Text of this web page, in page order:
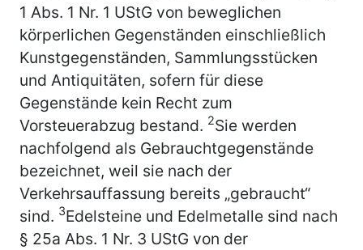
1 Abs. 1 Nr. 1 UStG von beweglichen
körperlichen Gegenständen einschließlich
Kunstgegenständen, Sammlungsstücken
und Antiquitäten, sofern für diese
Gegenstände kein Recht zum
Vorsteuerabzug bestand. 2Sie werden
nachfolgend als Gebrauchtgegenstände
bezeichnet, weil sie nach der
Verkehrsauffassung bereits „gebraucht“
sind. 3Edelsteine und Edelmetalle sind nach
§ 25a Abs. 1 Nr. 3 UStG von der